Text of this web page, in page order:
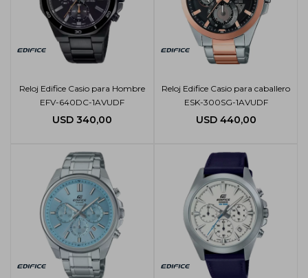
Reloj Edifice Casio para Hombre
EFV-640DC-1AVUDF
USD 340,00
Reloj Edifice Casio para caballero
ESK-300SG-1AVUDF
USD 440,00